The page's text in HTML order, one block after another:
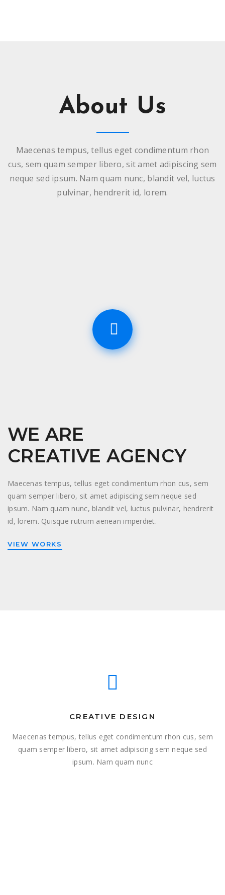
About Us
Maecenas tempus, tellus eget condimentum rhon
cus, sem quam semper libero, sit amet adipiscing sem
neque sed ipsum. Nam quam nunc, blandit vel, luctus
pulvinar, hendrerit id, lorem.
WE ARE
CREATIVE AGENCY
Maecenas tempus, tellus eget condimentum rhon cus, sem
quam semper libero, sit amet adipiscing sem neque sed
ipsum. Nam quam nunc, blandit vel, luctus pulvinar, hendrerit
id, lorem. Quisque rutrum aenean imperdiet.
VIEW WORKS
CREATIVE DESIGN
Maecenas tempus, tellus eget condimentum rhon cus, sem
quam semper libero, sit amet adipiscing sem neque sed
ipsum. Nam quam nunc